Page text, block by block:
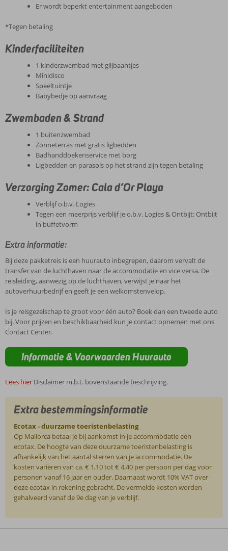
Er wordt beperkt entertainment aangeboden
*Tegen betaling
Kinderfaciliteiten
1 kinderzwembad met glijbaantjes
Minidisco
Speeltuintje
Babybedje op aanvraag
Zwembaden & Strand
1 buitenzwembad
Zonneterras met gratis ligbedden
Badhanddoekenservice met borg
Ligbedden en parasols op het strand zijn tegen betaling
Verzorging Zomer: Cala d’Or Playa
Verblijf o.b.v. Logies
Tegen een meerprijs verblijf je o.b.v. Logies & Ontbijt: Ontbijt
in buffetvorm
Extra informatie:
Bij deze pakketreis is een huurauto inbegrepen, daarom vervalt de
transfer van de luchthaven naar de accommodatie en vice versa. De
reisleiding, aanwezig op de luchthaven, verwijst je naar het
autoverhuurbedrijf en geeft je een welkomstenvelop.
Is je reisgezelschap te groot voor één auto? Boek dan een tweede auto
bij. Voor prijzen en beschikbaarheid kun je contact opnemen met ons
Contact Center.
Informatie & Voorwaarden Huurauto
Lees hier Disclaimer m.b.t. bovenstaande beschrijving.
Extra bestemmingsinformatie
Ecotax - duurzame toeristenbelasting
Op Mallorca betaal je bij aankomst in je accommodatie een
ecotax. De hoogte van deze duurzame toeristenbelasting is
afhankelijk van het aantal sterren van je accommodatie. De
kosten variëren van ca. € 1,10 tot € 4,40 per persoon per dag voor
personen vanaf 16 jaar en ouder. Daarnaast wordt 10% VAT over
deze ecotax in rekening gebracht. De vermelde kosten worden
gehalveerd vanaf de 9e dag van je verblijf.